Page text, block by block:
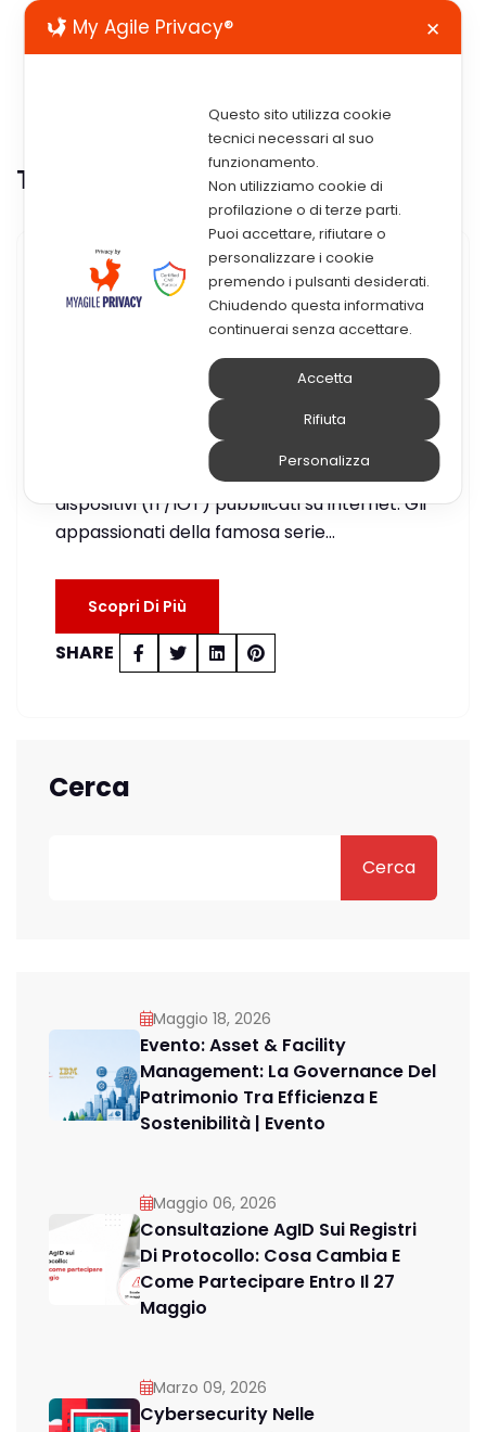
Tag: cyber criminali
6 Aprile 2020
Shodan: Il Motore Di Ricerca
Preferito Dai Cyber Criminali.
Perché Devi Conoscerlo
Molti di voi lo conoscono, altri no, ma
Shodan è il principale motore di ricerca per
dispositivi (IT/IOT) pubblicati su internet. Gli
appassionati della famosa serie…
Scopri Di Più
SHARE
Cerca
Cerca
Maggio 18, 2026
Evento: Asset & Facility
Management: La Governance Del
Patrimonio Tra Efficienza E
Sostenibilità | Evento
Maggio 06, 2026
Consultazione AgID Sui Registri
Di Protocollo: Cosa Cambia E
Come Partecipare Entro Il 27
Maggio
Marzo 09, 2026
Cybersecurity Nelle
My Agile Privacy® ✕
Questo sito utilizza cookie
tecnici necessari al suo
funzionamento.
Non utilizziamo cookie di
profilazione o di terze parti.
Puoi accettare, rifiutare o
personalizzare i cookie
premendo i pulsanti desiderati.
Chiudendo questa informativa
continuerai senza accettare.
Accetta
Rifiuta
Personalizza